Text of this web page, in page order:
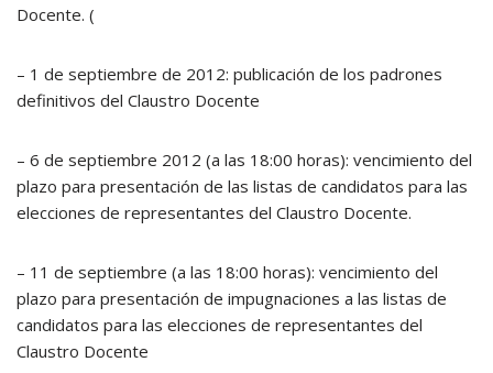
Docente. (
– 1 de septiembre de 2012: publicación de los padrones
definitivos del Claustro Docente
– 6 de septiembre 2012 (a las 18:00 horas): vencimiento del
plazo para presentación de las listas de candidatos para las
elecciones de representantes del Claustro Docente.
– 11 de septiembre (a las 18:00 horas): vencimiento del
plazo para presentación de impugnaciones a las listas de
candidatos para las elecciones de representantes del
Claustro Docente